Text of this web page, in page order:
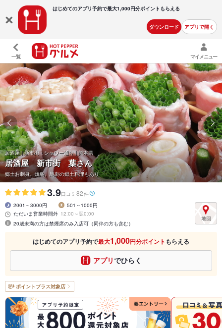
はじめてのアプリ予約で最大1,000円分ポイントもらえる
ダウンロード アプリで開く
一覧 マイメニュー
居酒屋 | 新市街・シャワー通り | 熊本県
居酒屋 新市街 葉さん
郷土お刺身、焼鳥、馬刺の郷土料理もあり
3.9口コミ 82件
2001～3000円
501～1000円
ただいま営業時間外 12:00～翌0:00
20歳未満の方は禁煙席のみ入店可（同伴の方も含む）
はじめてのアプリ予約で最大1,000円分ポイント もらえる
アプリでひらく
ポイントプラス対象店